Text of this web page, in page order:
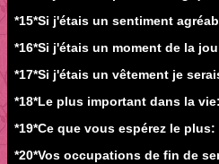
*15*Si j'étais un sentiment
*16*Si j'étais un moment de la
*17*Si j'étais un vêtement je
*18*Le plus important dans la
*19*Ce que vous espérez le
*20*Vos occupations de fin de